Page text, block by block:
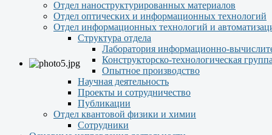
Отдел наноструктурированных материалов
Отдел оптических и информационных технологий
Отдел информационных технологий и
Структура отдела
Лаборатория информационно-
Конструкторско-технологическая группа
Опытное производство
Научная деятельность
Проекты и сотрудничество
Публикации
Отдел квантовой физики и химии
Сотрудники